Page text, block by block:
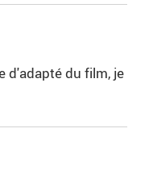
d'adapté du film, je